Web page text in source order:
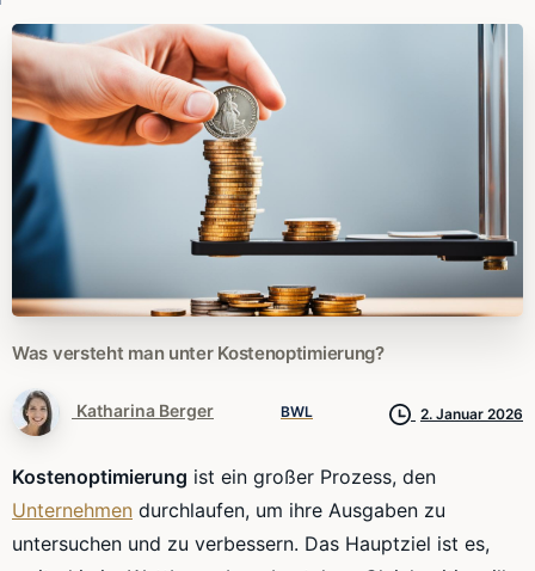
Was versteht man unter Kostenoptimierung?
Katharina Berger BWL 2. Januar 2026
Kostenoptimierung ist ein großer Prozess, den
Unternehmen durchlaufen, um ihre Ausgaben zu
untersuchen und zu verbessern. Das Hauptziel ist es,